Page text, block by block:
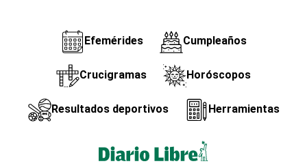
Efemérides Cumpleaños
Crucigramas Horóscopos
Resultados deportivos Herramientas